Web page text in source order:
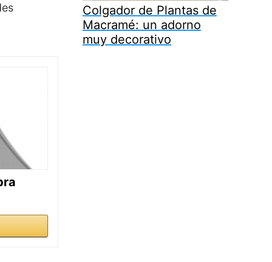
Colgador de Plantas de
Macramé: un adorno
muy decorativo